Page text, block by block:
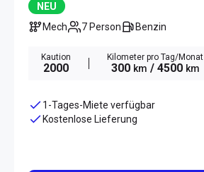
NEU
Mech
7 Person Benzin
Kaution
2000
Kilometer pro Tag/Monat
300 km / 4500 km
1-Tages-Miete verfügbar
Kostenlose Lieferung